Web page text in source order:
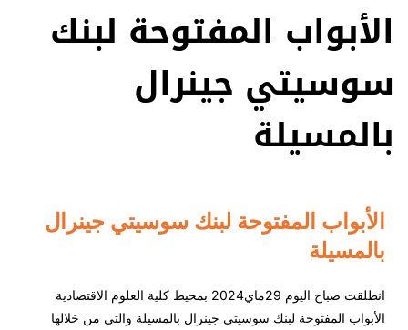
الأبواب المفتوحة لبنك
سوسيتي جينرال
بالمسيلة
الأبواب المفتوحة لبنك سوسيتي جينرال
بالمسيلة
انطلقت صباح اليوم 29ماي2024 بمحيط كلية العلوم الاقتصادية
الأبواب المفتوحة لبنك سوسيتي جينرال بالمسيلة والتي من خلالها